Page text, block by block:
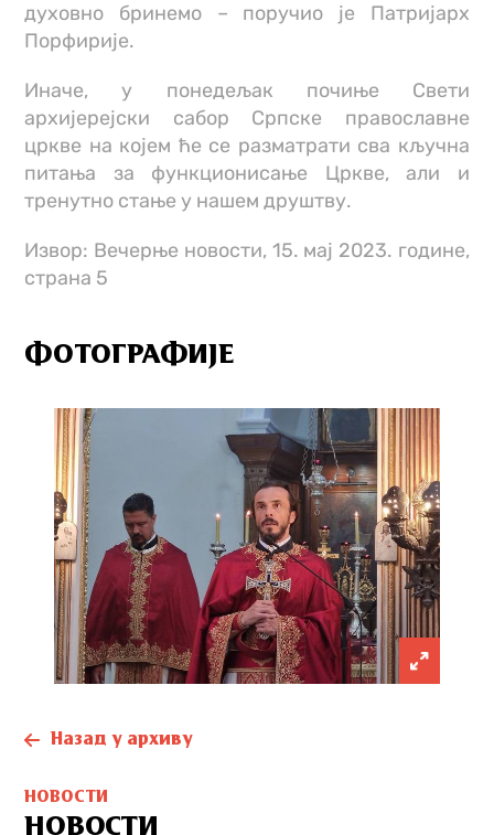
духовно бринемо – поручио је Патријарх
Порфирије.
Иначе, у понедељак почиње Свети
архијерејски сабор Српске православне
цркве на којем ће се разматрати сва кључна
питања за функционисање Цркве, али и
тренутно стање у нашем друштву.
Извор: Вечерње новости, 15. мај 2023. године,
страна 5
ФОТОГРАФИЈЕ
Назад у архиву
НОВОСТИ
НОВОСТИ